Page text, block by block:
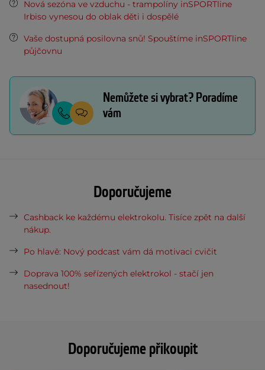
Doporučujeme přikoupit
Nová sezóna ve vzduchu - trampolíny inSPORTline
Irbiso vynesou do oblak děti i dospělé
Vaše dostupná posilovna snů! Spouštíme inSPORTline
půjčovnu
Nemůžete si vybrat? Poradíme
vám
Doporučujeme
Cashback ke každému elektrokolu. Tisíce zpět na další
nákup.
Po hlavě: Nový podcast vám dá motivaci cvičit
Doprava 100% seřízených elektrokol - stačí jen
nasednout!